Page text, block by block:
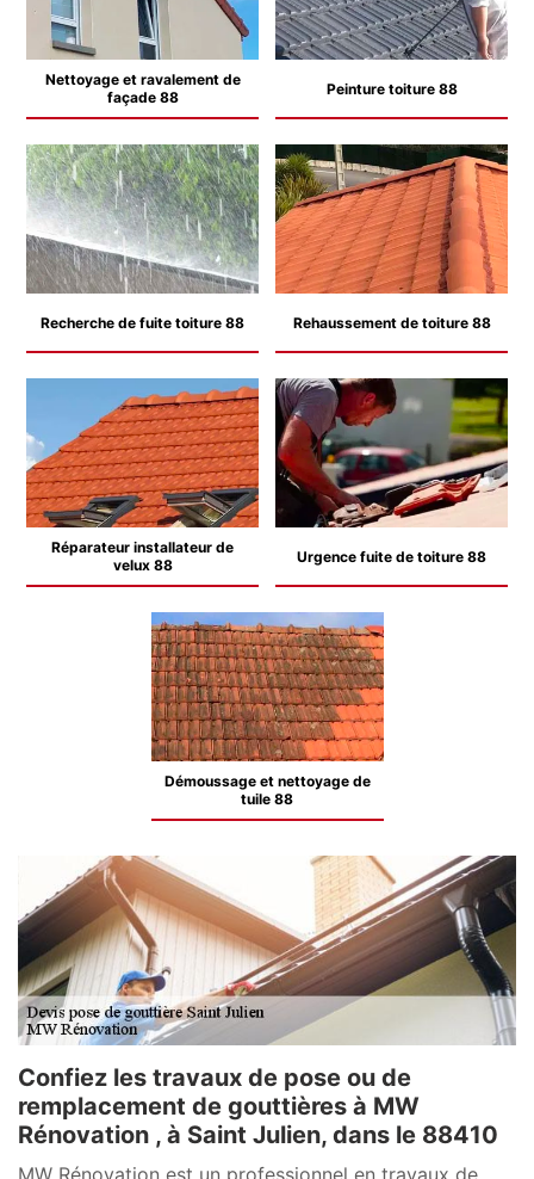
Nettoyage et ravalement de
façade 88
Peinture toiture 88
Recherche de fuite toiture 88 Rehaussement de toiture 88
Réparateur installateur de
velux 88
Urgence fuite de toiture 88
Démoussage et nettoyage de
tuile 88
Confiez les travaux de pose ou de
remplacement de gouttières à MW
Rénovation , à Saint Julien, dans le 88410
MW Rénovation est un professionnel en travaux de